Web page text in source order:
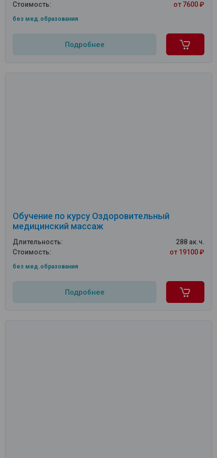
Стоимость:
от 7600 ₽
без мед.образования
Подробнее
Обучение по курсу Оздоровительный
медицинский массаж
Длительность:
288 ак.ч.
Стоимость:
от 19100 ₽
без мед.образования
Подробнее